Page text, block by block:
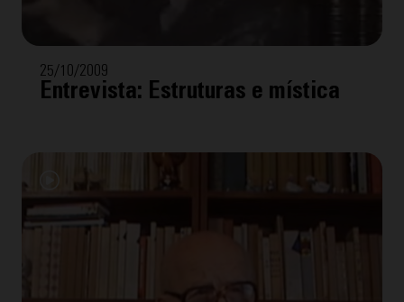
25/10/2009
Entrevista: Estruturas e mística